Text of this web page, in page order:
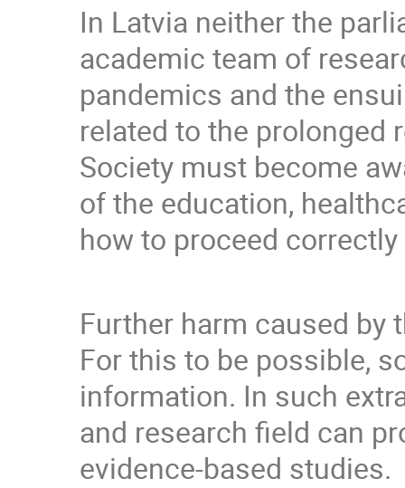
In Latvia neither the
academic team of
pandemics and the
related to the prolonged
Society must become
of the education,
how to proceed
Further harm caused by
For this to be possible,
information. In such
and research field can
evidence-based studies.